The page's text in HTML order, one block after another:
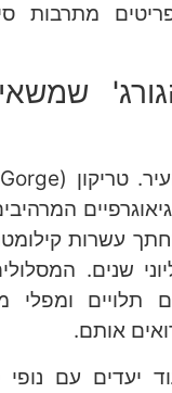
700,000 פריטים
עשרות
שנים.
תלויים ומפלי
אותם.
יעדים עם נופי